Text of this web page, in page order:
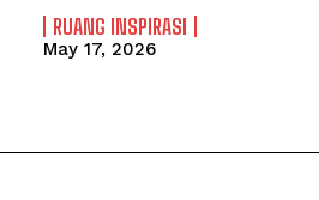
RUANG INSPIRASI
May 17, 2026